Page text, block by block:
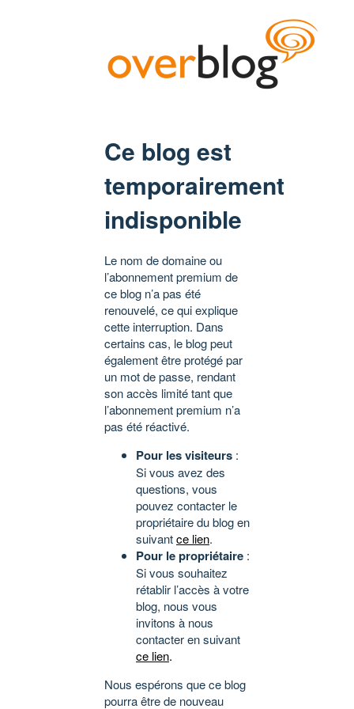
Ce blog est
temporairement
indisponible
Le nom de domaine ou
l’abonnement premium de
ce blog n’a pas été
renouvelé, ce qui explique
cette interruption. Dans
certains cas, le blog peut
également être protégé par
un mot de passe, rendant
son accès limité tant que
l’abonnement premium n’a
pas été réactivé.
Pour les visiteurs :
Si vous avez des
questions, vous
pouvez contacter le
propriétaire du blog en
suivantce lien.
Pour le propriétaire :
Si vous souhaitez
rétablir l’accès à votre
blog, nous vous
invitons à nous
contacter en suivant
ce lien.
Nous espérons que ce blog
pourra être de nouveau